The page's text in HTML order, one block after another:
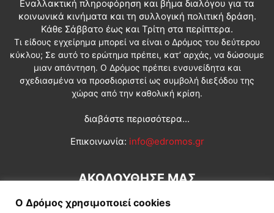
Εναλλακτική πληροφόρηση και βήμα διαλόγου για τα
κοινωνικά κινήματα και τη συλλογική πολιτική δράση.
Κάθε Σάββατο έως και Τρίτη στα περίπτερα.
Τι είδους εγχείρημα μπορεί να είναι ο Δρόμος του δεύτερου
κύκλου; Σε αυτό το ερώτημα πρέπει, κατ’ αρχάς, να δώσουμε
μιαν απάντηση. Ο Δρόμος πρέπει ενσυνείδητα και
σχεδιασμένα να προσδιοριστεί ως συμβολή διεξόδου της
χώρας από την καθολική κρίση.
διαβάστε περισσότερα...
Επικοινωνία: info@edromos.gr
ΑΚΟΛΟΥΘΗΣΕ ΜΑΣ
Ο Δρόμος χρησιμοποιεί cookies